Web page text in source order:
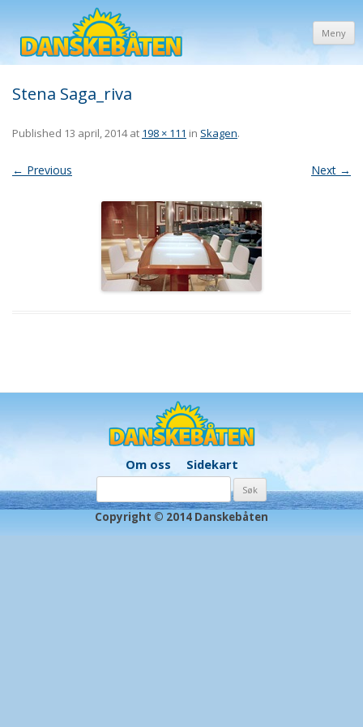
Meny
Stena Saga_riva
Published 13 april, 2014at 198 × 111 in Skagen.
← Previous Next →
Om oss Sidekart
etter:
Copyright © 2014 Danskebåten